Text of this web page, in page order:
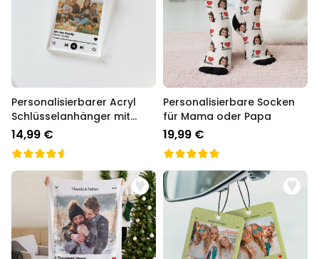
Personalisierbarer Acryl
Schlüsselanhänger mit
Foto und Song
14,99 €
Personalisierbare Socken
für Mama oder Papa
19,99 €